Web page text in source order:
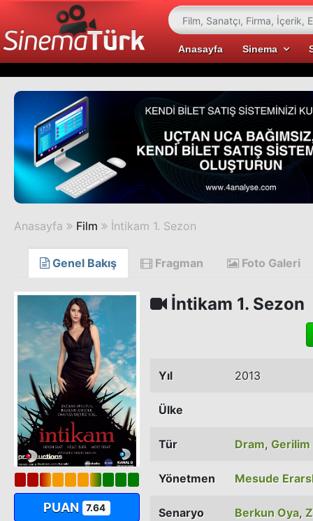
Anasayfa Sinema
Anasayfa Film İntikam 1. Sezon
Genel Bakış Fragman Foto Galeri
PUAN 7.64
İntikam 1. Sezon
Yıl 2013
Ülke
Tür Dram, Gerilim
Yönetmen Mesude
Senaryo Berkun Oya,